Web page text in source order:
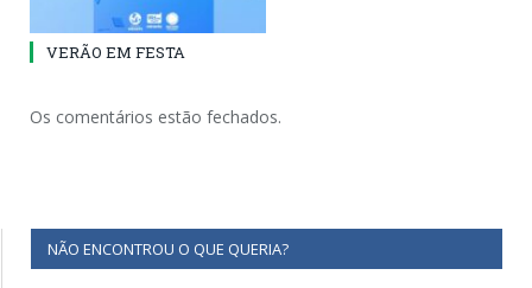
VERÃO EM FESTA
Os comentários estão fechados.
NÃO ENCONTROU O QUE QUERIA?